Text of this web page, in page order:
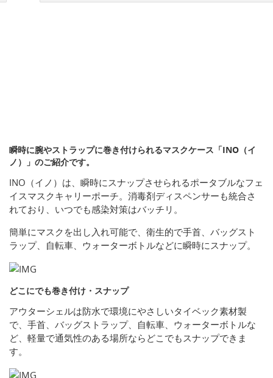
瞬時に腕やストラップに巻き付けられるマスクケース「INO（イ
ノ）」のご紹介です。
INO（イノ）は、瞬時にスナップさせられるポータブルなフェ
イスマスクキャリーポーチ。消毒剤ディスペンサーも統合さ
れており、いつでも感染対策はバッチリ。
簡単にマスクを出し入れ可能で、衛生的で手首、バッグスト
ラップ、自転車、ウォーターボトルなどに瞬時にスナップ。
どこにでも巻き付け・スナップ
アウターシェルは防水で環境にやさしいタイベック素材製
で、手首、バッグストラップ、自転車、ウォーターボトルな
ど、軽量で通気性のある場所ならどこでもスナップできま
す。